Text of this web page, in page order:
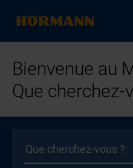
Bienvenue au
Que cherchez-